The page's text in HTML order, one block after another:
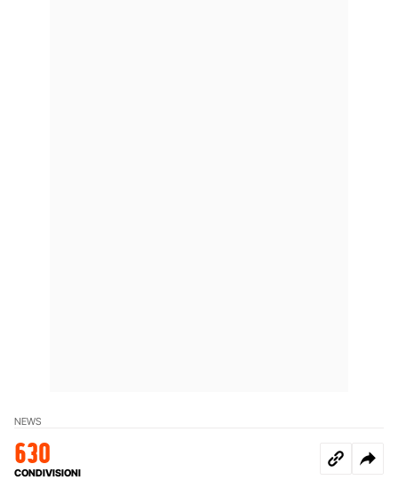
NEWS
630
CONDIVISIONI